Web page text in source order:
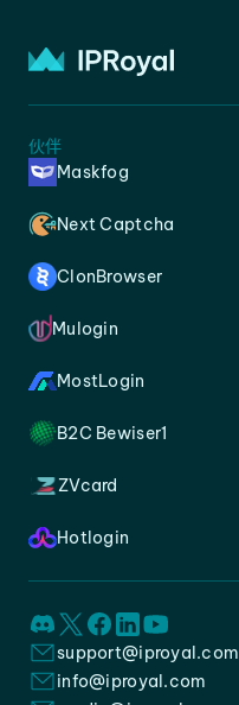
伙伴
Maskfog
Next Captcha
ClonBrowser
Mulogin
MostLogin
B2C Bewiser1
ZVcard
Hotlogin
support@iproyal.com
info@iproyal.com